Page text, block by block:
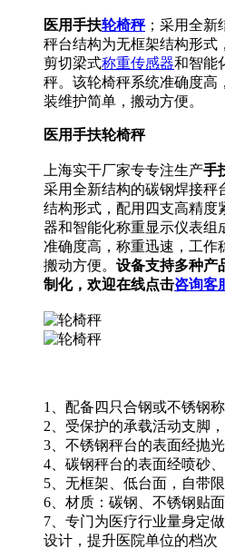
医用手扶轮椅秤；采用全新
秤台结构为无框架结构形式
剪切梁式称重传感器和智能
秤。该轮椅秤系统准确度高
装维护简单，搬动方便。
医用手扶轮椅秤
上海实干厂家专专注生产手
采用全新结构的碳钢焊接秤
结构形式，配用四支高精度
器和智能化称重显示仪表组
准确度高，称重迅速，工作
搬动方便。 设备支持多种产
制化，欢迎在线点击咨询客
1、配备四只合钢或不锈钢
2、受保护的承载活动支脚
3、不锈钢秤台的表面经抛
4、碳钢秤台的表面经喷砂
5、无框架、低台面，自带
6、材质：碳钢、不锈钢贴
7、专门为医疗行业量身定
设计，提升医院单位的档次